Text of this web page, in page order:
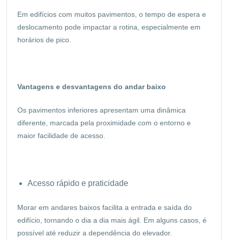
Em edifícios com muitos pavimentos, o tempo de espera e
deslocamento pode impactar a rotina, especialmente em
horários de pico.
Vantagens e desvantagens do andar baixo
Os pavimentos inferiores apresentam uma dinâmica
diferente, marcada pela proximidade com o entorno e
maior facilidade de acesso.
Acesso rápido e praticidade
Morar em andares baixos facilita a entrada e saída do
edifício, tornando o dia a dia mais ágil. Em alguns casos, é
possível até reduzir a dependência do elevador.